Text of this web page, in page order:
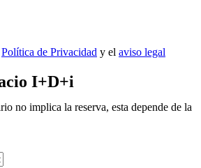
Política de Privacidad y el aviso legal
I+D+i
no implica la reserva, esta depende de la